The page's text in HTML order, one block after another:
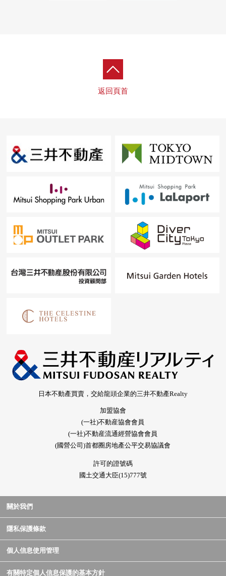
返回頁首
日本不動產買賣，交給龍頭企業的三井不動產Realty
加盟協會
(一社)不動産協會會員
(一社)不動産流通經營協會會員
(國營公司)首都圈房地產公平交易協議會
許可的證號碼
國土交通大臣(15)777號
關於我們
隱私保護條款
個人信息使用管理
有關特定個人信息保護的基本方針